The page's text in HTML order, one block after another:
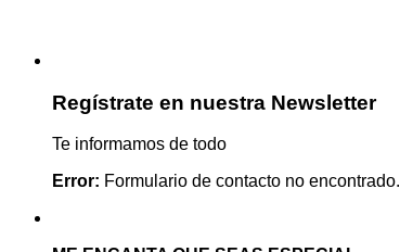
Regístrate en nuestra Newsletter
Te informamos de todo
Error: Formulario de contacto no encontrado.